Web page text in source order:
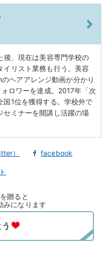
後、現在は美容専門学校の
イリスト業務も行う。美容
ヘアアレンジ動画が分かり
ロワーを達成。2017年「次
1位を獲得する。学校外で
セミナーを開講し活躍の場
） facebook
贈ると
みになります